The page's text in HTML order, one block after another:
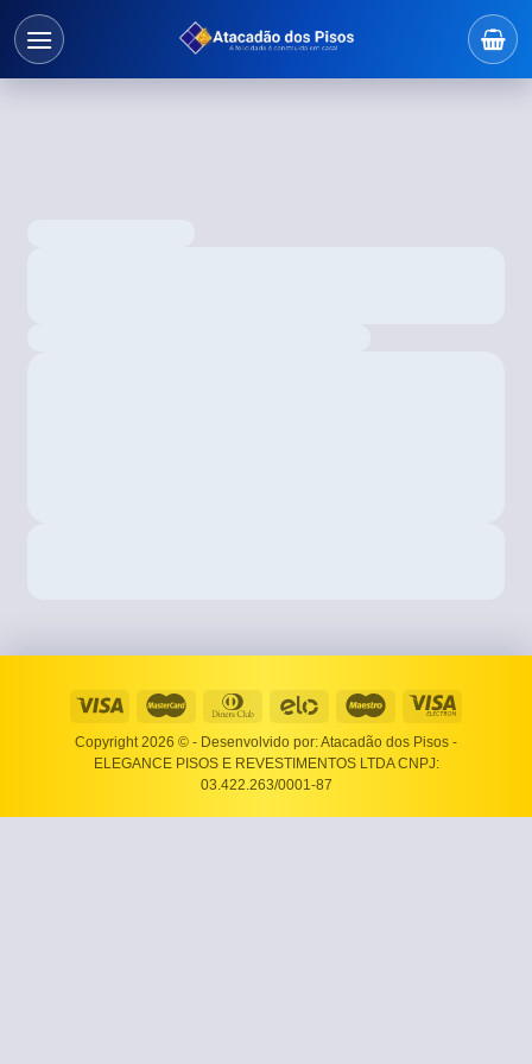
Copyright 2026 © - Desenvolvido por: Atacadão dos Pisos -
ELEGANCE PISOS E REVESTIMENTOS LTDA CNPJ:
03.422.263/0001-87